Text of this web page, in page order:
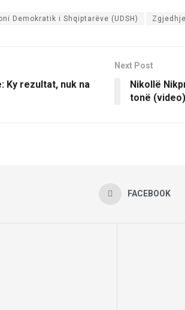
Demokratik i Shqiptarëve (UDSH)
Ky rezultat, nuk na
Next Post
Nikollë
tonë (video)
FACEBOOK